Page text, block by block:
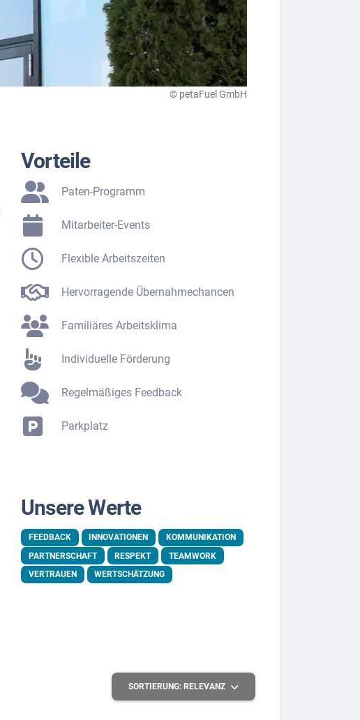
© petaFuel GmbH
Vorteile
Paten-Programm
Mitarbeiter-Events
Flexible Arbeitszeiten
Hervorragende Übernahmechancen
Familiäres Arbeitsklima
Individuelle Förderung
Regelmäßiges Feedback
Parkplatz
Unsere Werte
FEEDBACK INNOVATIONEN
KOMMUNIKATION
PARTNERSCHAFT
RESPEKT
TEAMWORK
VERTRAUEN
WERTSCHÄTZUNG
SORTIERUNG: RELEVANZ